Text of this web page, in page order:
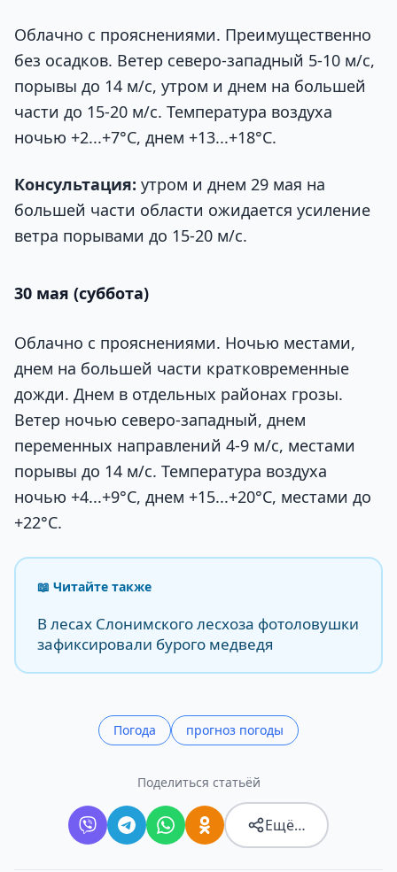
Облачно с прояснениями. Преимущественно
без осадков. Ветер северо-западный 5-10 м/с,
порывы до 14 м/с, утром и днем на большей
части до 15-20 м/с. Температура воздуха
ночью +2...+7°С, днем +13...+18°С.
Консультация: утром и днем 29 мая на
большей части области ожидается усиление
ветра порывами до 15-20 м/с.
30 мая (суббота)
Облачно с прояснениями. Ночью местами,
днем на большей части кратковременные
дожди. Днем в отдельных районах грозы.
Ветер ночью северо-западный, днем
переменных направлений 4-9 м/с, местами
порывы до 14 м/с. Температура воздуха
ночью +4...+9°С, днем +15...+20°С, местами до
+22°С.
📖 Читайте также
В лесах Слонимского лесхоза фотоловушки
зафиксировали бурого медведя
Погода прогноз погоды
Поделиться статьёй
Ещё…